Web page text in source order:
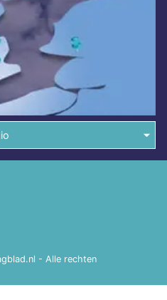
- Alle rechten